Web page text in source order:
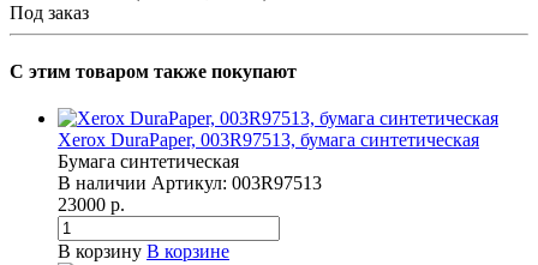
Под заказ
C этим товаром также покупают
Xerox DuraPaper, 003R97513, бумага синтетическая
Бумага синтетическая
В наличии Артикул: 003R97513
23000 р.
В корзину В корзине